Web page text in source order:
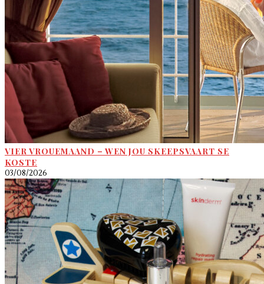
VIER VROUEMAAND – WEN JOU SKEEPSVAART SE
KOSTE
03/08/2026